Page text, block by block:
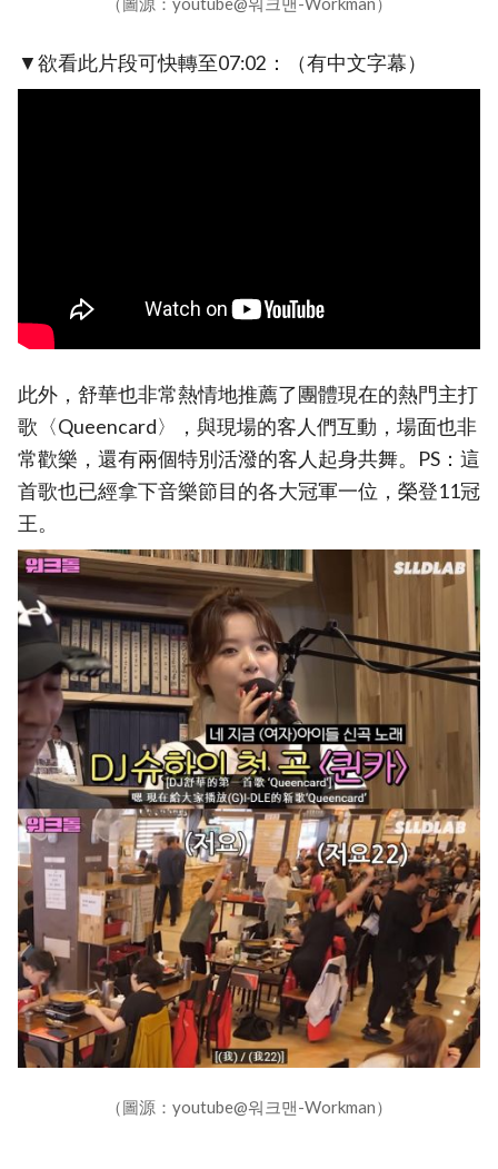
▼欲看此片段可快轉至07:02：（有中文字幕）
此外，舒華也非常熱情地推薦了團體現在的熱門主打
歌〈Queencard〉，與現場的客人們互動，場面也非
常歡樂，還有兩個特別活潑的客人起身共舞。PS：這
首歌也已經拿下音樂節目的各大冠軍一位，榮登11冠
王。
（圖源：youtube@워크맨-Workman）